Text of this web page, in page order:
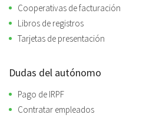
Cooperativas de facturación
Libros de registros
Tarjetas de presentación
Dudas del autónomo
Pago de IRPF
Contratar empleados